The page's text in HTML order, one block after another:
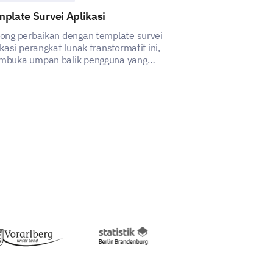
Survei Aplikasi
perbaikan dengan template survei
perangkat lunak transformatif ini,
umpan balik pengguna yang